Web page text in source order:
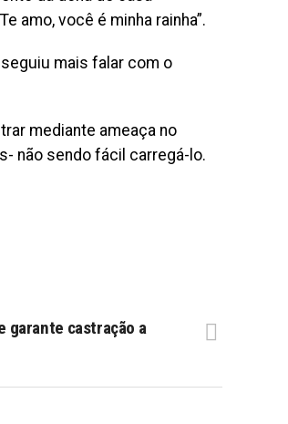
amo, você é minha rainha”.
mais falar com o
mediante ameaça no
não sendo fácil carregá-lo.
garante castração a